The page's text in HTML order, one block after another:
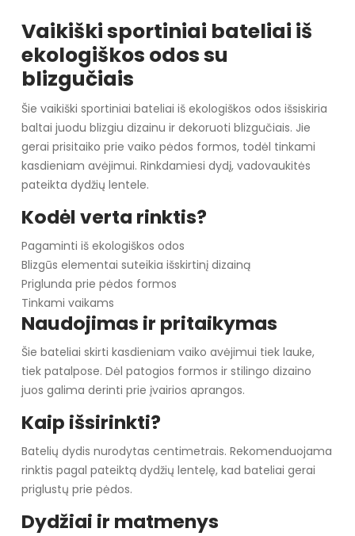
Vaikiški sportiniai bateliai iš
ekologiškos odos su
blizgučiais
Šie vaikiški sportiniai bateliai iš ekologiškos odos išsiskiria
baltai juodu blizgiu dizainu ir dekoruoti blizgučiais. Jie
gerai prisitaiko prie vaiko pėdos formos, todėl tinkami
kasdieniam avėjimui. Rinkdamiesi dydį, vadovaukitės
pateikta dydžių lentele.
Kodėl verta rinktis?
Pagaminti iš ekologiškos odos
Blizgūs elementai suteikia išskirtinį dizainą
Priglunda prie pėdos formos
Tinkami vaikams
Naudojimas ir pritaikymas
Šie bateliai skirti kasdieniam vaiko avėjimui tiek lauke,
tiek patalpose. Dėl patogios formos ir stilingo dizaino
juos galima derinti prie įvairios aprangos.
Kaip išsirinkti?
Batelių dydis nurodytas centimetrais. Rekomenduojama
rinktis pagal pateiktą dydžių lentelę, kad bateliai gerai
priglustų prie pėdos.
Dydžiai ir matmenys